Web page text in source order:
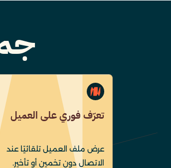
تعرّف فوري على العميل
عرض ملف العميل تلقائيًا عند
الاتصال دون تخمين أو تأخير.